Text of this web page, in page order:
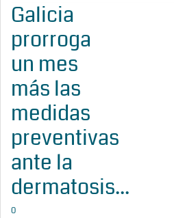
Galicia
prorroga
un mes
más las
medidas
preventivas
ante la
dermatosis...
0